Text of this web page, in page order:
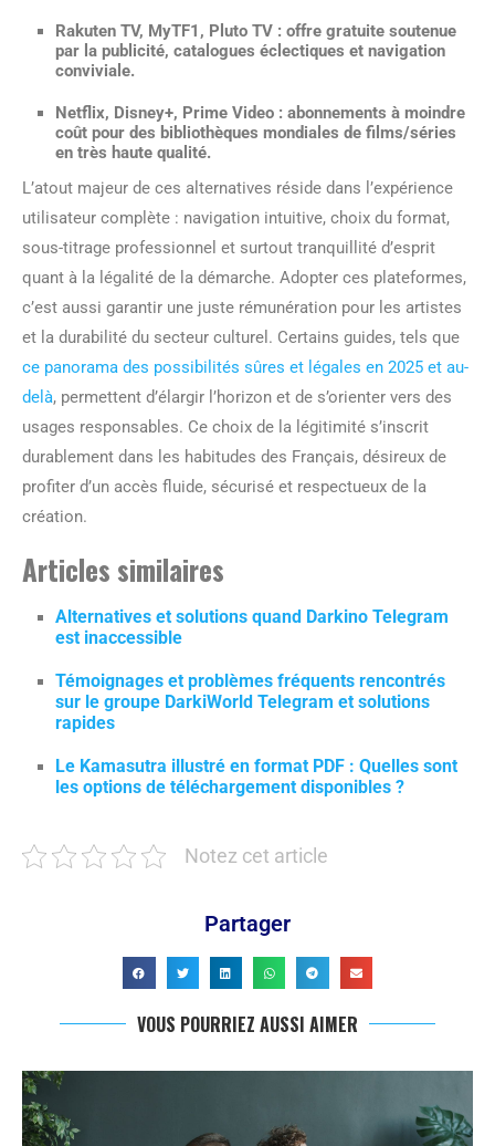
Rakuten TV, MyTF1, Pluto TV : offre gratuite soutenue
par la publicité, catalogues éclectiques et navigation
conviviale.
Netflix, Disney+, Prime Video : abonnements à moindre
coût pour des bibliothèques mondiales de films/séries
en très haute qualité.
L’atout majeur de ces alternatives réside dans l’expérience
utilisateur complète : navigation intuitive, choix du format,
sous-titrage professionnel et surtout tranquillité d’esprit
quant à la légalité de la démarche. Adopter ces plateformes,
c’est aussi garantir une juste rémunération pour les artistes
et la durabilité du secteur culturel. Certains guides, tels que
ce panorama des possibilités sûres et légales en 2025 et au-
delà, permettent d’élargir l’horizon et de s’orienter vers des
usages responsables. Ce choix de la légitimité s’inscrit
durablement dans les habitudes des Français, désireux de
profiter d’un accès fluide, sécurisé et respectueux de la
création.
Articles similaires
Alternatives et solutions quand Darkino Telegram
est inaccessible
Témoignages et problèmes fréquents rencontrés
sur le groupe DarkiWorld Telegram et solutions
rapides
Le Kamasutra illustré en format PDF : Quelles sont
les options de téléchargement disponibles ?
Notez cet article
Partager
VOUS POURRIEZ AUSSI AIMER